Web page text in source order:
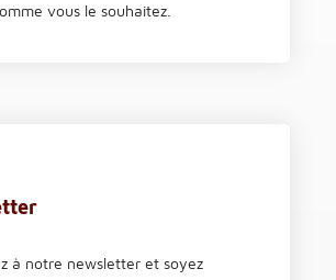
vous le souhaitez.
à notre newsletter et soyez